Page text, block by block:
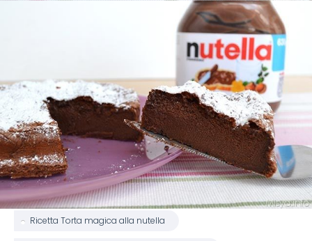
Ricetta Torta magica alla nutella